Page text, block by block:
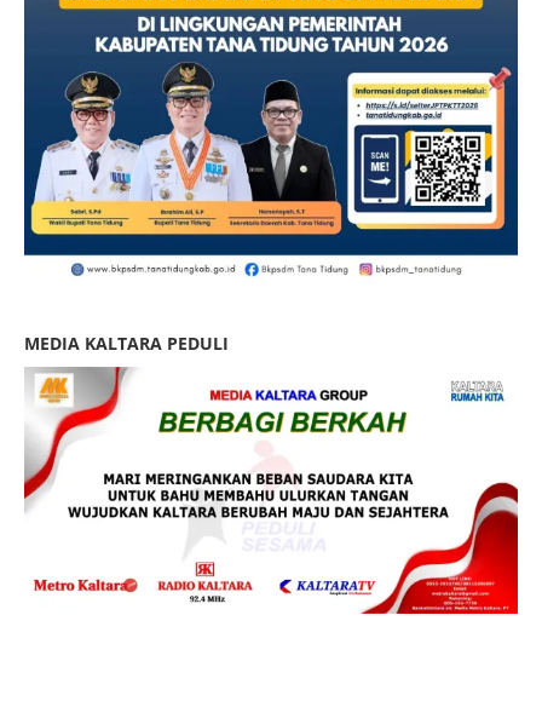
MEDIA KALTARA PEDULI